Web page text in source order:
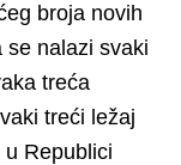
broja novih
se nalazi svaki
treća
treći ležaj
Republici